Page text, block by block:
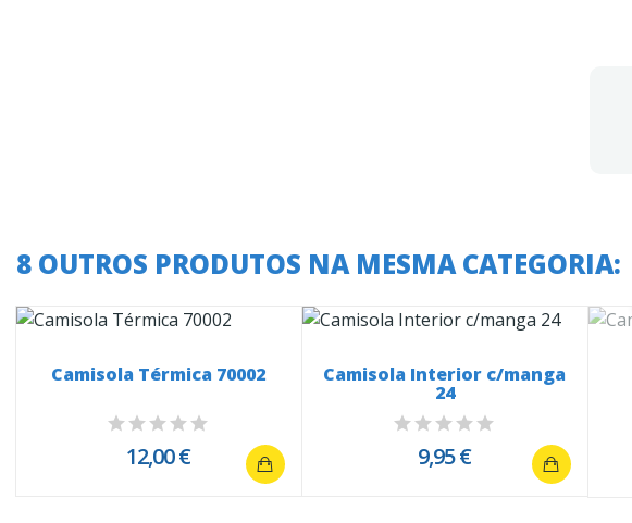
8 OUTROS PRODUTOS NA MESMA CATEGORIA:
Camisola Térmica 70002
12,00 €
Camisola Interior c/manga
24
9,95 €